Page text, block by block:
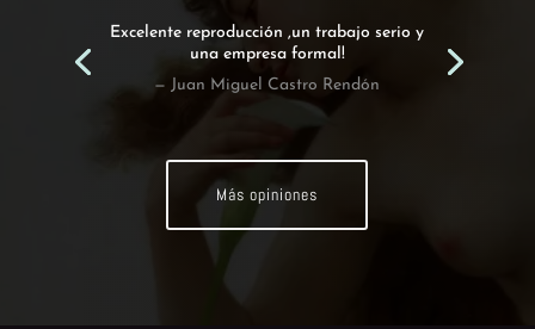
Excelente reproducción ,un trabajo serio y
una empresa formal!
— Juan Miguel Castro Rendón
Más opiniones